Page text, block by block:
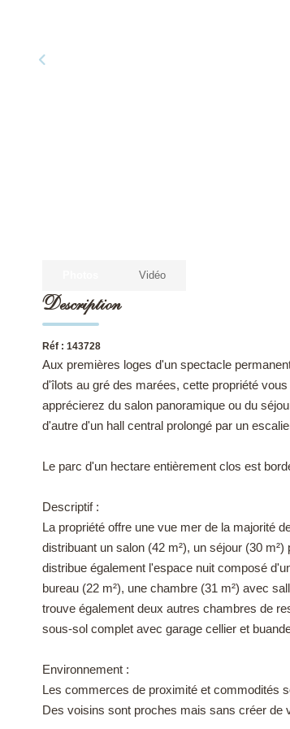
Vidéo
Description
Réf : 143728
Aux premières loges d'un spectacle
d'îlots au gré des marées, cette propriété
apprécierez du salon panoramique ou du
d'autre d'un hall central prolongé par un
Le parc d'un hectare entièrement clos est
Descriptif :
La propriété offre une vue mer de la majorité
distribuant un salon (42 m²), un séjour (30
distribue également l'espace nuit composé
bureau (22 m²), une chambre (31 m²) avec
trouve également deux autres chambres de
sous-sol complet avec garage cellier et
Environnement :
Les commerces de proximité et commodités
Des voisins sont proches mais sans créer de